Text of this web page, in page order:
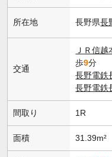
所在地 長野県長
交通
ＪＲ信越
歩9分
長野電鉄
長野電鉄
間取り 1R
面積 31.39m²